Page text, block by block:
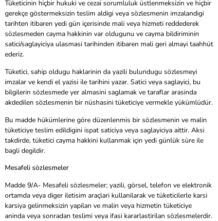
Tüketicinin hiçbir hukuki ve cezai sorumluluk üstlenmeksizin ve hiçbir
gerekçe göstermeksizin teslim aldigi veya sözlesmenin imzalandigi
tarihten itibaren yedi gün içerisinde mali veya hizmeti reddederek
sözlesmeden cayma hakkinin var oldugunu ve cayma bildiriminin
satici/saglayiciya ulasmasi tarihinden itibaren mali geri almayi taahhüt
ederiz.
Tüketici, sahip oldugu haklarinin da yazili bulundugu sözlesmeyi
imzalar ve kendi el yazisi ile tarihini yazar. Satici veya saglayici, bu
bilgilerin sözlesmede yer almasini saglamak ve taraflar arasinda
akdedilen sözlesmenin bir nüshasini tüketiciye vermekle yükümlüdür.
Bu madde hükümlerine göre düzenlenmis bir sözlesmenin ve malin
tüketiciye teslim edildigini ispat saticiya veya saglayiciya aittir. Aksi
takdirde, tüketici cayma hakkini kullanmak için yedi günlük süre ile
bagli degildir.
Mesafeli sözlesmeler
Madde 9/A- Mesafeli sözlesmeler; yazili, görsel, telefon ve elektronik
ortamda veya diger iletisim araçlari kullanilarak ve tüketicilerle karsi
karsiya gelinmeksizin yapilan ve malin veya hizmetin tüketiciye
aninda veya sonradan teslimi veya ifasi kararlastirilan sözlesmelerdir.